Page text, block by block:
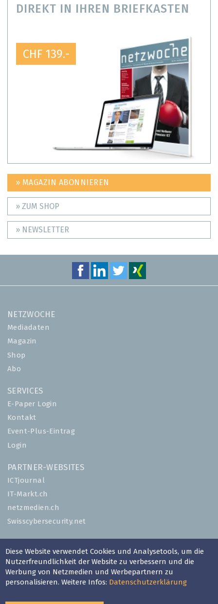
DIREKT IN IHREN BRIEFKASTEN
CHF 139.-
» MAGAZIN ABONNIEREN
» ZUM SHOP
» NEWSLETTER
NETZWOCHE
Mediadaten
Magazin
Shop
Abo
SERVICES
E-Paper Login
Kontakt
Event-Plus-Eintrag
Login
PARTNER-WEBSITES
ICTjournal
IT-Markt.ch
netzmedien.ch
Swisscybersecurity.net
AGB
Nutzungsbestimmungen
Diese Website verwendet Cookies und Analysetools, um die
Nutzerfreundlichkeit der Website zu verbessern und die
Werbung von Netzmedien und Werbepartnern zu
personalisieren. Weitere Infos: Datenschutzerklärung